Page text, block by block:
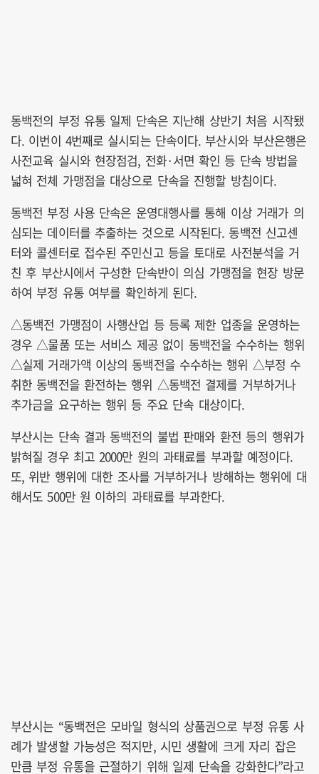
동백전의 부정 유통 일제 단속은 지난해 상반기 처음 시작됐
다. 이번이 4번째로 실시되는 단속이다. 부산시와 부산은행은
사전교육 실시와 현장점검, 전화·서면 확인 등 단속 방법을
넓혀 전체 가맹점을 대상으로 단속을 진행할 방침이다.
동백전 부정 사용 단속은 운영대행사를 통해 이상 거래가 의
심되는 데이터를 추출하는 것으로 시작된다. 동백전 신고센
터와 콜센터로 접수된 주민신고 등을 토대로 사전분석을 거
친 후 부산시에서 구성한 단속반이 의심 가맹점을 현장 방문
하여 부정 유통 여부를 확인하게 된다.
△동백전 가맹점이 사행산업 등 등록 제한 업종을 운영하는
경우 △물품 또는 서비스 제공 없이 동백전을 수수하는 행위
△실제 거래가액 이상의 동백전을 수수하는 행위 △부정 수
취한 동백전을 환전하는 행위 △동백전 결제를 거부하거나
추가금을 요구하는 행위 등 주요 단속 대상이다.
부산시는 단속 결과 동백전의 불법 판매와 환전 등의 행위가
밝혀질 경우 최고 2000만 원의 과태료를 부과할 예정이다.
또, 위반 행위에 대한 조사를 거부하거나 방해하는 행위에 대
해서도 500만 원 이하의 과태료를 부과한다.
부산시는 “동백전은 모바일 형식의 상품권으로 부정 유통 사
례가 발생할 가능성은 적지만, 시민 생활에 크게 자리 잡은
만큼 부정 유통을 근절하기 위해 일제 단속을 강화한다”라고